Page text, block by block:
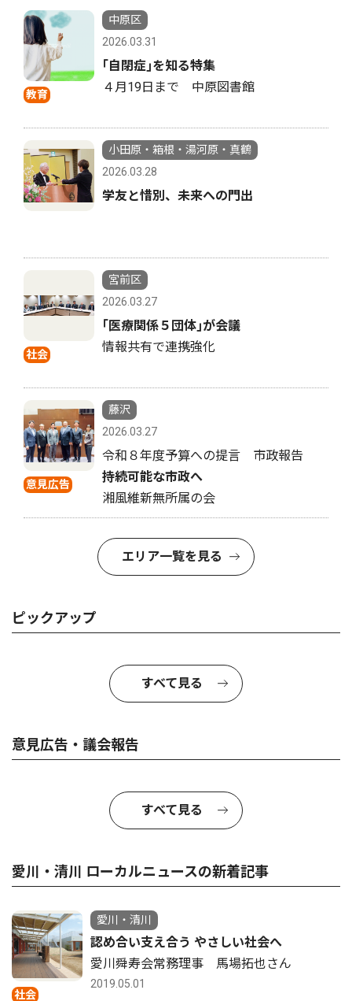
教育
中原区
2026.03.31
｢自閉症｣を知る特集
４月19日まで 中原図書館
小田原・箱根・湯河原・真鶴
2026.03.28
学友と惜別、未来への門出
社会
宮前区
2026.03.27
｢医療関係５団体｣が会議
情報共有で連携強化
意見広告
藤沢
2026.03.27
令和８年度予算への提言 市政報告
持続可能な市政へ
湘風維新無所属の会
エリア一覧を見る
ピックアップ
すべて見る
意見広告・議会報告
すべて見る
愛川・清川 ローカルニュースの新着記事
社会
愛川・清川
認め合い支え合う やさしい社会へ
愛川舜寿会常務理事 馬場拓也さん
2019.05.01